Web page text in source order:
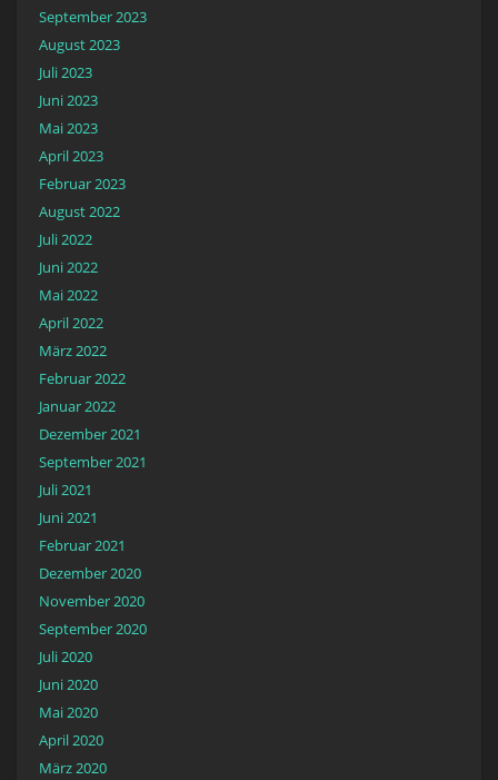
September 2023
August 2023
Juli 2023
Juni 2023
Mai 2023
April 2023
Februar 2023
August 2022
Juli 2022
Juni 2022
Mai 2022
April 2022
März 2022
Februar 2022
Januar 2022
Dezember 2021
September 2021
Juli 2021
Juni 2021
Februar 2021
Dezember 2020
November 2020
September 2020
Juli 2020
Juni 2020
Mai 2020
April 2020
März 2020